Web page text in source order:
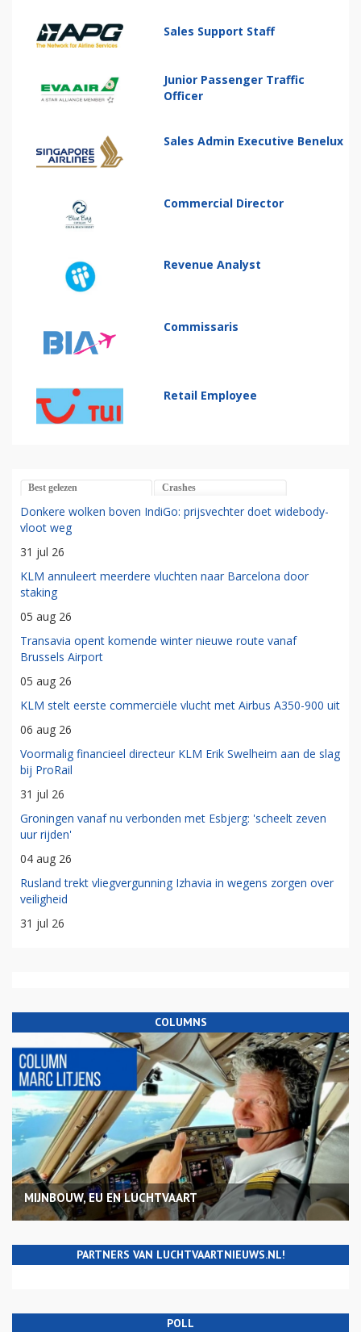
Sales Support Staff
Junior Passenger Traffic
Officer
Sales Admin Executive Benelux
Commercial Director
Revenue Analyst
Commissaris
Retail Employee
Best gelezen Crashes
Donkere wolken boven IndiGo: prijsvechter doet widebody-
vloot weg
31 jul 26
KLM annuleert meerdere vluchten naar Barcelona door
staking
05 aug 26
Transavia opent komende winter nieuwe route vanaf
Brussels Airport
05 aug 26
KLM stelt eerste commerciële vlucht met Airbus A350-900 uit
06 aug 26
Voormalig financieel directeur KLM Erik Swelheim aan de slag
bij ProRail
31 jul 26
Groningen vanaf nu verbonden met Esbjerg: 'scheelt zeven
uur rijden'
04 aug 26
Rusland trekt vliegvergunning Izhavia in wegens zorgen over
veiligheid
31 jul 26
COLUMNS
MIJNBOUW, EU EN LUCHTVAART
PARTNERS VAN LUCHTVAARTNIEUWS.NL!
POLL